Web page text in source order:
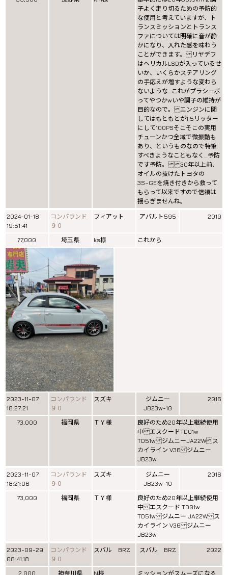
子よく走り切るための予防的
な使用と考えていますが、ト
ランスミッションとトランス
ファについては明確に音が静
かになり、入れた感を味わう
ことができます。 リヤデフ
はヘリカルLSDが入っているせ
いか、いくらかステアリング
の手応えが増すような変わら
ないような…これがプラシーボ
ってやつかwいや調子の維持が
目的なので。 エンジンに関
してはもともとが1.5リッター
にして100PSそこそこの実用
チューンかつ全域で微振動も
あり、というものなので特筆
すべきようなこともなく…予防
です予防。 30年以上前、
オイルの抜けたトヨタの
3S−GEを焼き付きから救って
もらって以来ですので信頼は
揺らぎませんね。
2024-01-18
19:51:41
コンパウンド
９０
フィアット アバルト595 2010
77,000 埼玉県 ks様 これから
2023-11-07
18:27:21
コンパウンド
９０
スズキ
ジムニー
JB23w-10
2016
73,000 福岡県 ＴＹ様
良好のため20年以上継続使用
中 エスクードTD01w
TD51w ジムニーJA22W ス
カイライン V36 ジムニー
JB23w
2023-11-07
18:21:06
コンパウンド
９０
スズキ
ジムニー
JB23w-10
2016
73,000 福岡県 ＴＹ様
良好のため20年以上継続使用
中 エスクード TD01w
TD51w ジムニー JA22W ス
カイライン V36 ジムニー
JB23w
2023-09-29
08:41:18
コンパウンド
９０
スバル BRZ スバル BRZ 2022
2,000 神奈川県 N様 ミッションがスムーズになる